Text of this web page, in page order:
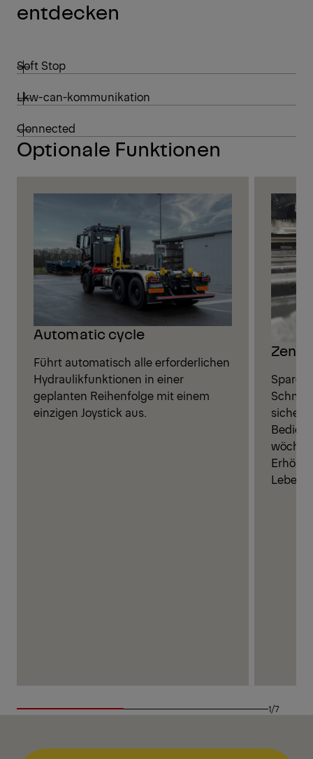
entdecken
Soft Stop
Lkw-can-kommunikation
Connected
Optionale Funktionen
Automatic cycle
Führt automatisch alle erforderlichen
Hydraulikfunktionen in einer
geplanten Reihenfolge mit einem
einzigen Joystick aus.
Sparen
1/7